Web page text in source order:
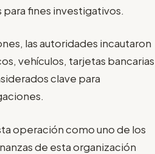
fines investigativos.
las autoridades incautaron
vehículos, tarjetas bancarias
clave para
operación como uno de los
de esta organización